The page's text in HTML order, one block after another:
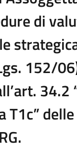
di
152/
34.2
T1c”